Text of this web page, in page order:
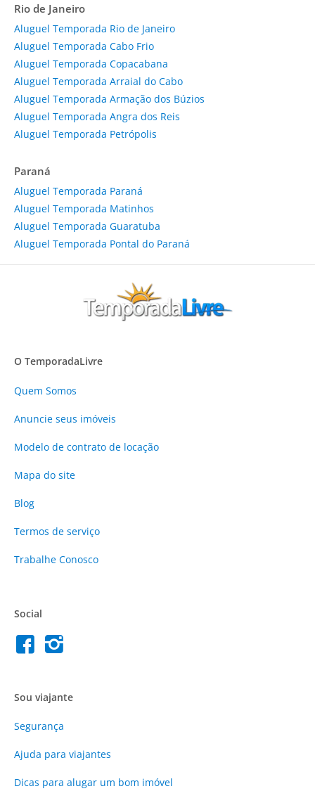
Rio de Janeiro
Aluguel Temporada Rio de Janeiro
Aluguel Temporada Cabo Frio
Aluguel Temporada Copacabana
Aluguel Temporada Arraial do Cabo
Aluguel Temporada Armação dos Búzios
Aluguel Temporada Angra dos Reis
Aluguel Temporada Petrópolis
Paraná
Aluguel Temporada Paraná
Aluguel Temporada Matinhos
Aluguel Temporada Guaratuba
Aluguel Temporada Pontal do Paraná
O TemporadaLivre
Quem Somos
Anuncie seus imóveis
Modelo de contrato de locação
Mapa do site
Blog
Termos de serviço
Trabalhe Conosco
Social
Sou viajante
Segurança
Ajuda para viajantes
Dicas para alugar um bom imóvel